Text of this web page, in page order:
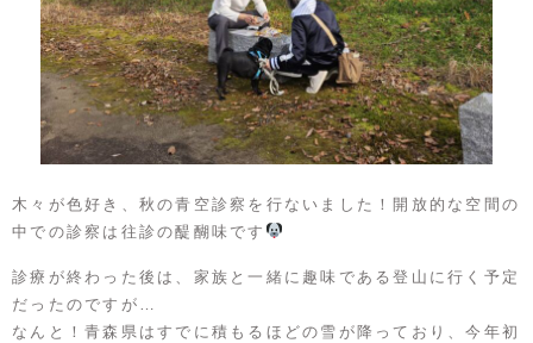
木々が色好き、秋の青空診察を行ないました！開放的な空間の
中での診察は往診の醍醐味です
診療が終わった後は、家族と一緒に趣味である登山に行く予定
だったのですが…
なんと！青森県はすでに積もるほどの雪が降っており、今年初